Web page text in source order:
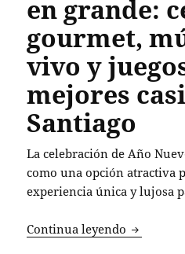
en grande:
gourmet,
vivo y
mejores
Santiago
La celebración de Año
como una opción atractiva
experiencia única y lujosa
Continua leyendo Celebra